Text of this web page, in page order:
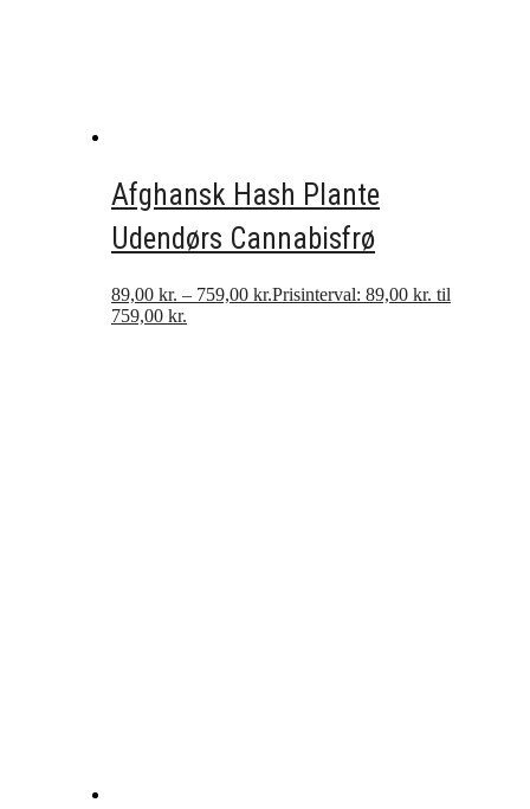
Afghansk Hash Plante
Udendørs Cannabisfrø
89,00 kr. – 759,00 kr.Prisinterval: 89,00 kr. til
759,00 kr.